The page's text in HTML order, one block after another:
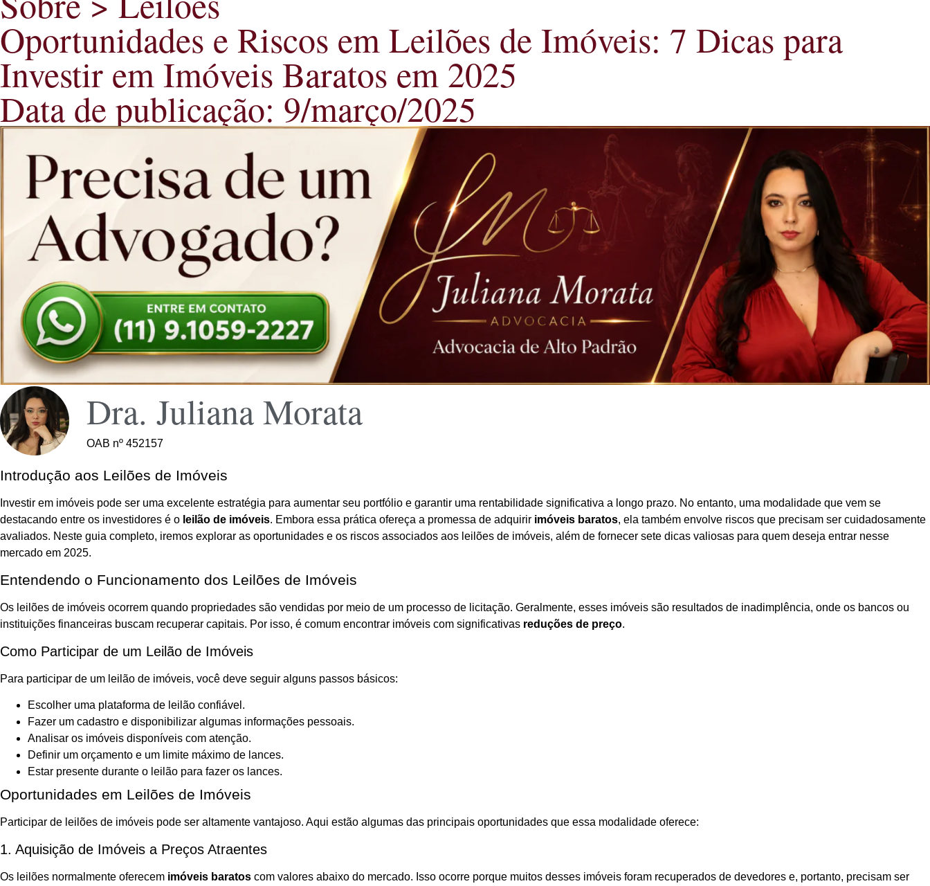
Oportunidades e Riscos em Leilões de Imóveis: 7 Dicas para
Investir em Imóveis Baratos em 2025
Data de publicação: 9/março/2025
Dra. Juliana Morata
OAB nº 452157
Introdução aos Leilões de Imóveis
Investir em imóveis pode ser uma excelente estratégia para aumentar seu portfólio e garantir uma rentabilidade significativa a longo prazo. No entanto, uma modalidade que vem se
destacando entre os investidores é o leilão de imóveis. Embora essa prática ofereça a promessa de adquirir imóveis baratos, ela também envolve riscos que precisam ser cuidadosamente
avaliados. Neste guia completo, iremos explorar as oportunidades e os riscos associados aos leilões de imóveis, além de fornecer sete dicas valiosas para quem deseja entrar nesse
mercado em 2025.
Entendendo o Funcionamento dos Leilões de Imóveis
Os leilões de imóveis ocorrem quando propriedades são vendidas por meio de um processo de licitação. Geralmente, esses imóveis são resultados de inadimplência, onde os bancos ou
instituições financeiras buscam recuperar capitais. Por isso, é comum encontrar imóveis com significativas reduções de preço.
Como Participar de um Leilão de Imóveis
Para participar de um leilão de imóveis, você deve seguir alguns passos básicos:
Escolher uma plataforma de leilão confiável.
Fazer um cadastro e disponibilizar algumas informações pessoais.
Analisar os imóveis disponíveis com atenção.
Definir um orçamento e um limite máximo de lances.
Estar presente durante o leilão para fazer os lances.
Oportunidades em Leilões de Imóveis
Participar de leilões de imóveis pode ser altamente vantajoso. Aqui estão algumas das principais oportunidades que essa modalidade oferece:
1. Aquisição de Imóveis a Preços Atraentes
Os leilões normalmente oferecem imóveis baratos com valores abaixo do mercado. Isso ocorre porque muitos desses imóveis foram recuperados de devedores e, portanto, precisam ser